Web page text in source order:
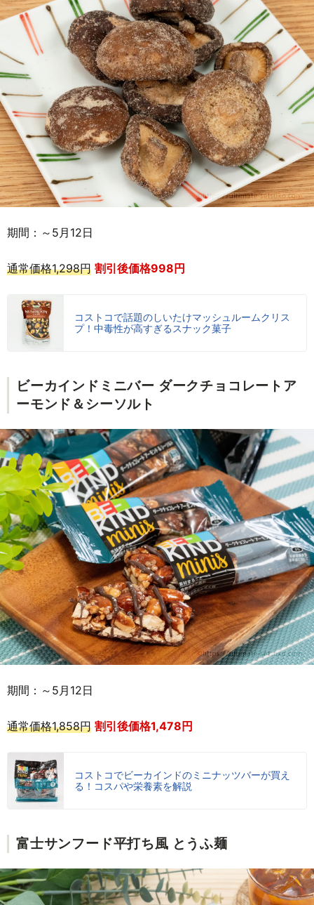
期間：～5月12日
通常価格1,298円 割引後価格998円
コストコで話題のしいたけマッシュルームクリス
プ！中毒性が高すぎるスナック菓子
ビーカインドミニバー ダークチョコレートア
ーモンド＆シーソルト
期間：～5月12日
通常価格1,858円 割引後価格1,478円
コストコでビーカインドのミニナッツバーが買え
る！コスパや栄養素を解説
富士サンフード平打ち風 とうふ麺